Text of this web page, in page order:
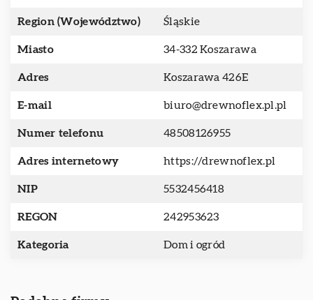
Region (Województwo) Śląskie
Miasto 34-332 Koszarawa
Adres Koszarawa 426E
E-mail biuro@drewnoflex.pl.pl
Numer telefonu 48508126955
Adres internetowy https://drewnoflex.pl
NIP 5532456418
REGON 242953623
Kategoria Dom i ogród